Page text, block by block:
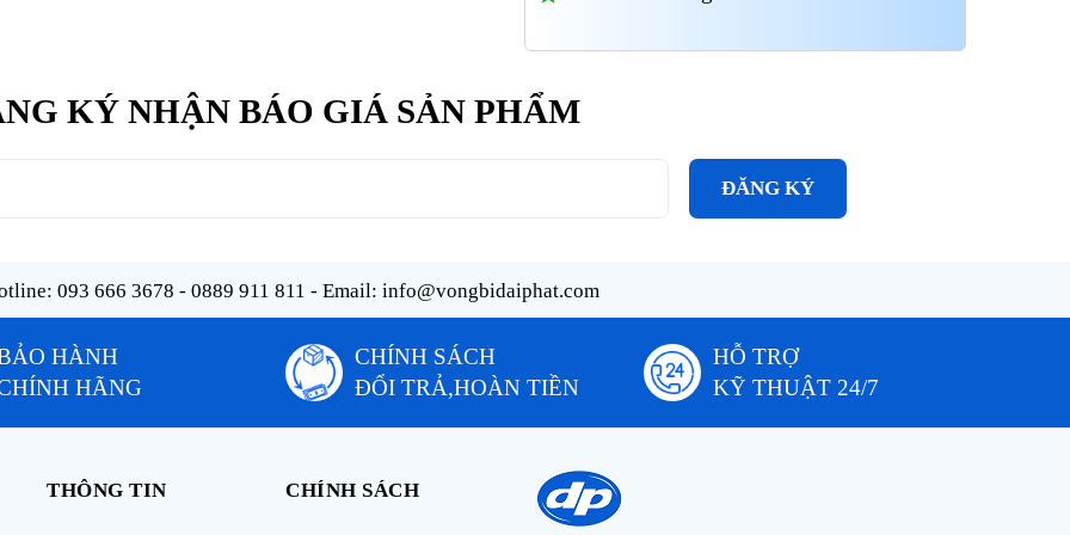
KÝ NHẬN BÁO GIÁ SẢN PHẨM
ĐĂNG KÝ
093 666 3678 - 0889 911 811 - Email: info@vongbidaiphat.com
HÀNH
HÃNG
CHÍNH SÁCH
ĐỔI TRẢ,HOÀN TIỀN
HỖ TRỢ
KỸ THUẬT 24/7
THÔNG TIN CHÍNH SÁCH